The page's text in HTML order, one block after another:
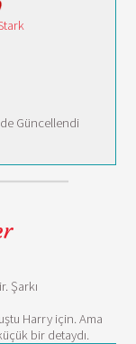
Güncellendi
Şarkı
Harry için. Ama
bir detaydı.